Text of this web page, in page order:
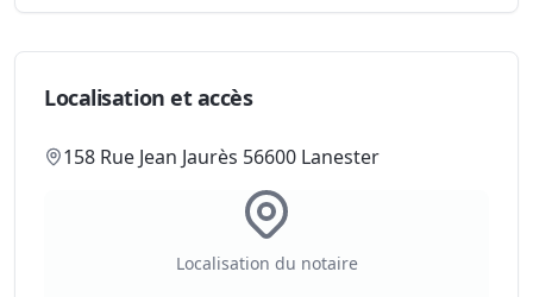
Localisation et accès
158 Rue Jean Jaurès 56600 Lanester
Localisation du notaire